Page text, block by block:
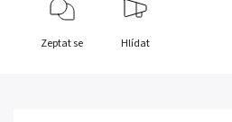
Zeptat se Hlídat